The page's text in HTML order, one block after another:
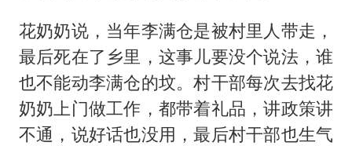
花奶奶说，当年李满仓是被村里人带走，
最后死在了乡里，这事儿要没个说法，谁
也不能动李满仓的坟。村干部每次去找花
奶奶上门做工作，都带着礼品，讲政策讲
不通，说好话也没用，最后村干部也生气